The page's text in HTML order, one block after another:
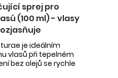
sprej pro
(100 ml) - vlasy
je ideálním
vlasů při tepelném
bez olejů se rychle